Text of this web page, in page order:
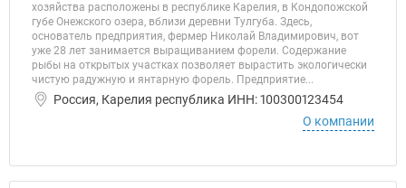
хозяйства расположены в республике Карелия, в Кондопожской
губе Онежского озера, вблизи деревни Тулгуба. Здесь,
основатель предприятия, фермер Николай Владимирович, вот
уже 28 лет занимается выращиванием форели. Содержание
рыбы на открытых участках позволяет вырастить экологически
чистую радужную и янтарную форель. Предприятие...
Россия, Карелия республика ИНН: 100300123454
О компании